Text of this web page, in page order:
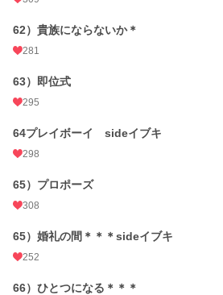
62）貴族にならないか＊
281
63）即位式
295
64プレイボーイ sideイブキ
298
65）プロポーズ
308
65）婚礼の間＊＊＊sideイブキ
252
66）ひとつになる＊＊＊